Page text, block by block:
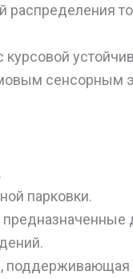
распределения
сенсорным
парковки.